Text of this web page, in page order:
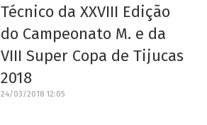
Técnico da XXVIII Edição
do Campeonato M. e da
VIII Super Copa de Tijucas
2018
24/03/2018 12:05